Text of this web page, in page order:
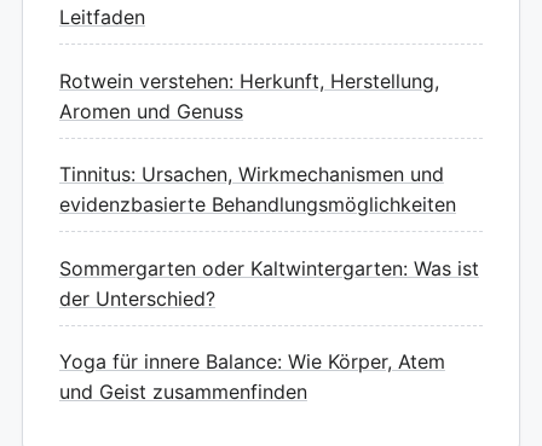
Leitfaden
Rotwein verstehen: Herkunft, Herstellung,
Aromen und Genuss
Tinnitus: Ursachen, Wirkmechanismen und
evidenzbasierte Behandlungsmöglichkeiten
Sommergarten oder Kaltwintergarten: Was ist
der Unterschied?
Yoga für innere Balance: Wie Körper, Atem
und Geist zusammenfinden